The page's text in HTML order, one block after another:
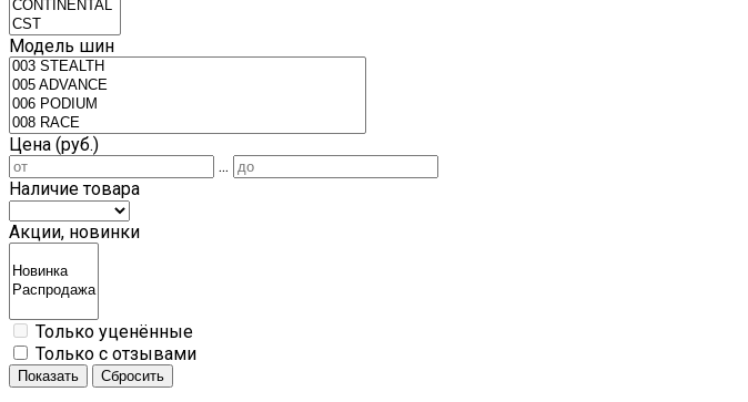
Модель шин
Цена (руб.)
...
Наличие товара
Акции, новинки
Только уценённые
Только с отзывами
Показать Сбросить